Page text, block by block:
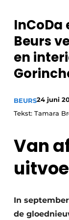
Meest
Podcasts
Privacy /
Vacatures
Video’s
InCoDa
Beurs
en
BEURS24 juni
Tekst: Tamara
Van
In
de